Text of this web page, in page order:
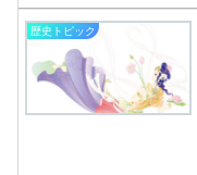
歴史トピック